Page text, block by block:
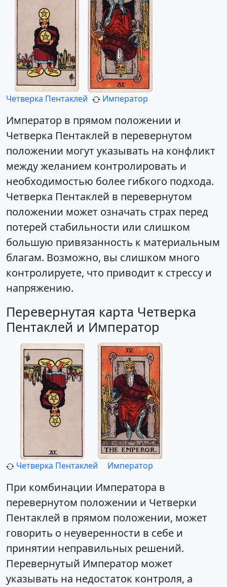
Четверка Пентаклей Император
Император в прямом положении и
Четверка Пентаклей в перевернутом
положении могут указывать на конфликт
между желанием контролировать и
необходимостью более гибкого подхода.
Четверка Пентаклей в перевернутом
положении может означать страх перед
потерей стабильности или слишком
большую привязанность к материальным
благам. Возможно, вы слишком много
контролируете, что приводит к стрессу и
напряжению.
Перевернутая карта Четверка
Пентаклей и Император
Четверка Пентаклей Император
При комбинации Императора в
перевернутом положении и Четверки
Пентаклей в прямом положении, может
говорить о неуверенности в себе и
принятии неправильных решений.
Перевернутый Император может
указывать на недостаток контроля, а